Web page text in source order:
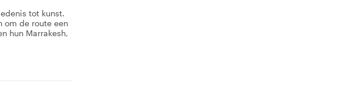
tot kunst.
om de route een
hun Marrakesh,